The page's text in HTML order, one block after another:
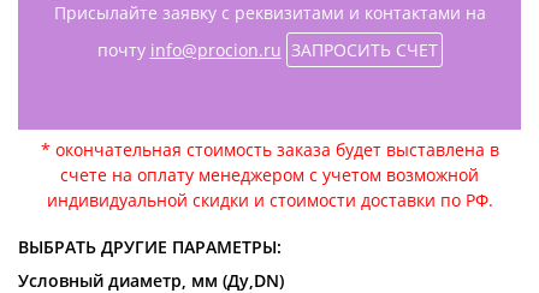
Присылайте заявку с реквизитами и контактами на
почту info@procion.ru ЗАПРОСИТЬ СЧЕТ
* окончательная стоимость заказа будет выставлена в
счете на оплату менеджером с учетом возможной
индивидуальной скидки и стоимости доставки по РФ.
ВЫБРАТЬ ДРУГИЕ ПАРАМЕТРЫ:
Условный диаметр, мм (Ду,DN)